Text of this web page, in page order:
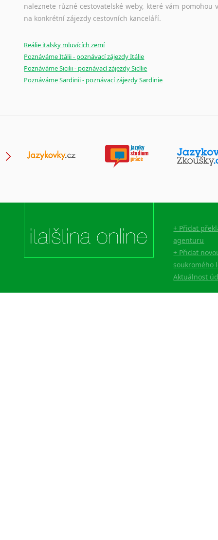
naleznete různé cestovatelské weby, které vám
na konkrétní zájezdy cestovních kanceláří.
Reálie italsky mluvících zemí
Poznáváme Itálii - poznávací zájezdy Itálie
Poznáváme Sicilii - poznávací zájezdy Sicílie
Poznáváme Sardinii - poznávací zájezdy Sardinie
+ Přidat
agenturu
+ Přidat
soukromého
Aktuálnost